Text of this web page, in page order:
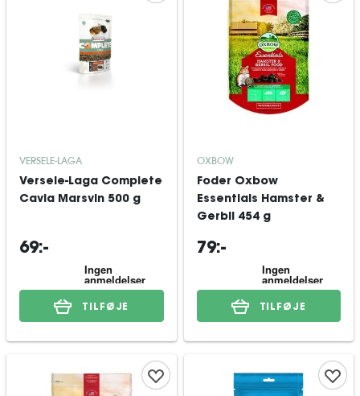
VERSELE-LAGA
Versele-Laga Complete
Cavia Marsvin 500 g
69:-
TILFØJE
OXBOW
Foder Oxbow
Essentials Hamster &
Gerbil 454 g
79:-
TILFØJE